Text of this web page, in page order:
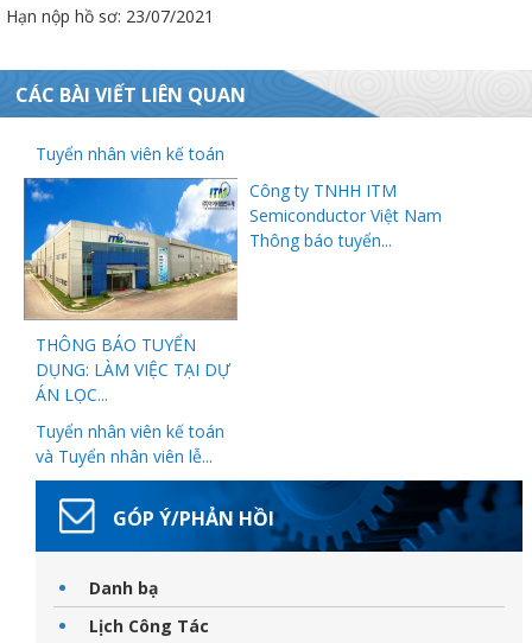
Hạn nộp hồ sơ: 23/07/2021
CÁC BÀI VIẾT LIÊN QUAN
Tuyển nhân viên kế toán
Công ty TNHH ITM
Semiconductor Việt Nam
Thông báo tuyển...
THÔNG BÁO TUYỂN
DỤNG: LÀM VIỆC TẠI DỰ
ÁN LỌC...
Tuyển nhân viên kế toán
và Tuyển nhân viên lễ...
GÓP Ý/PHẢN HỒI
Danh bạ
Lịch Công Tác